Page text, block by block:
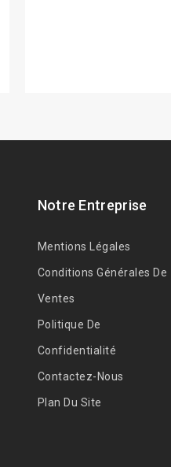
Notre Entreprise
Mentions Légales
Conditions Générales De
Ventes
Politique De
Confidentialité
Contactez-Nous
Plan Du Site